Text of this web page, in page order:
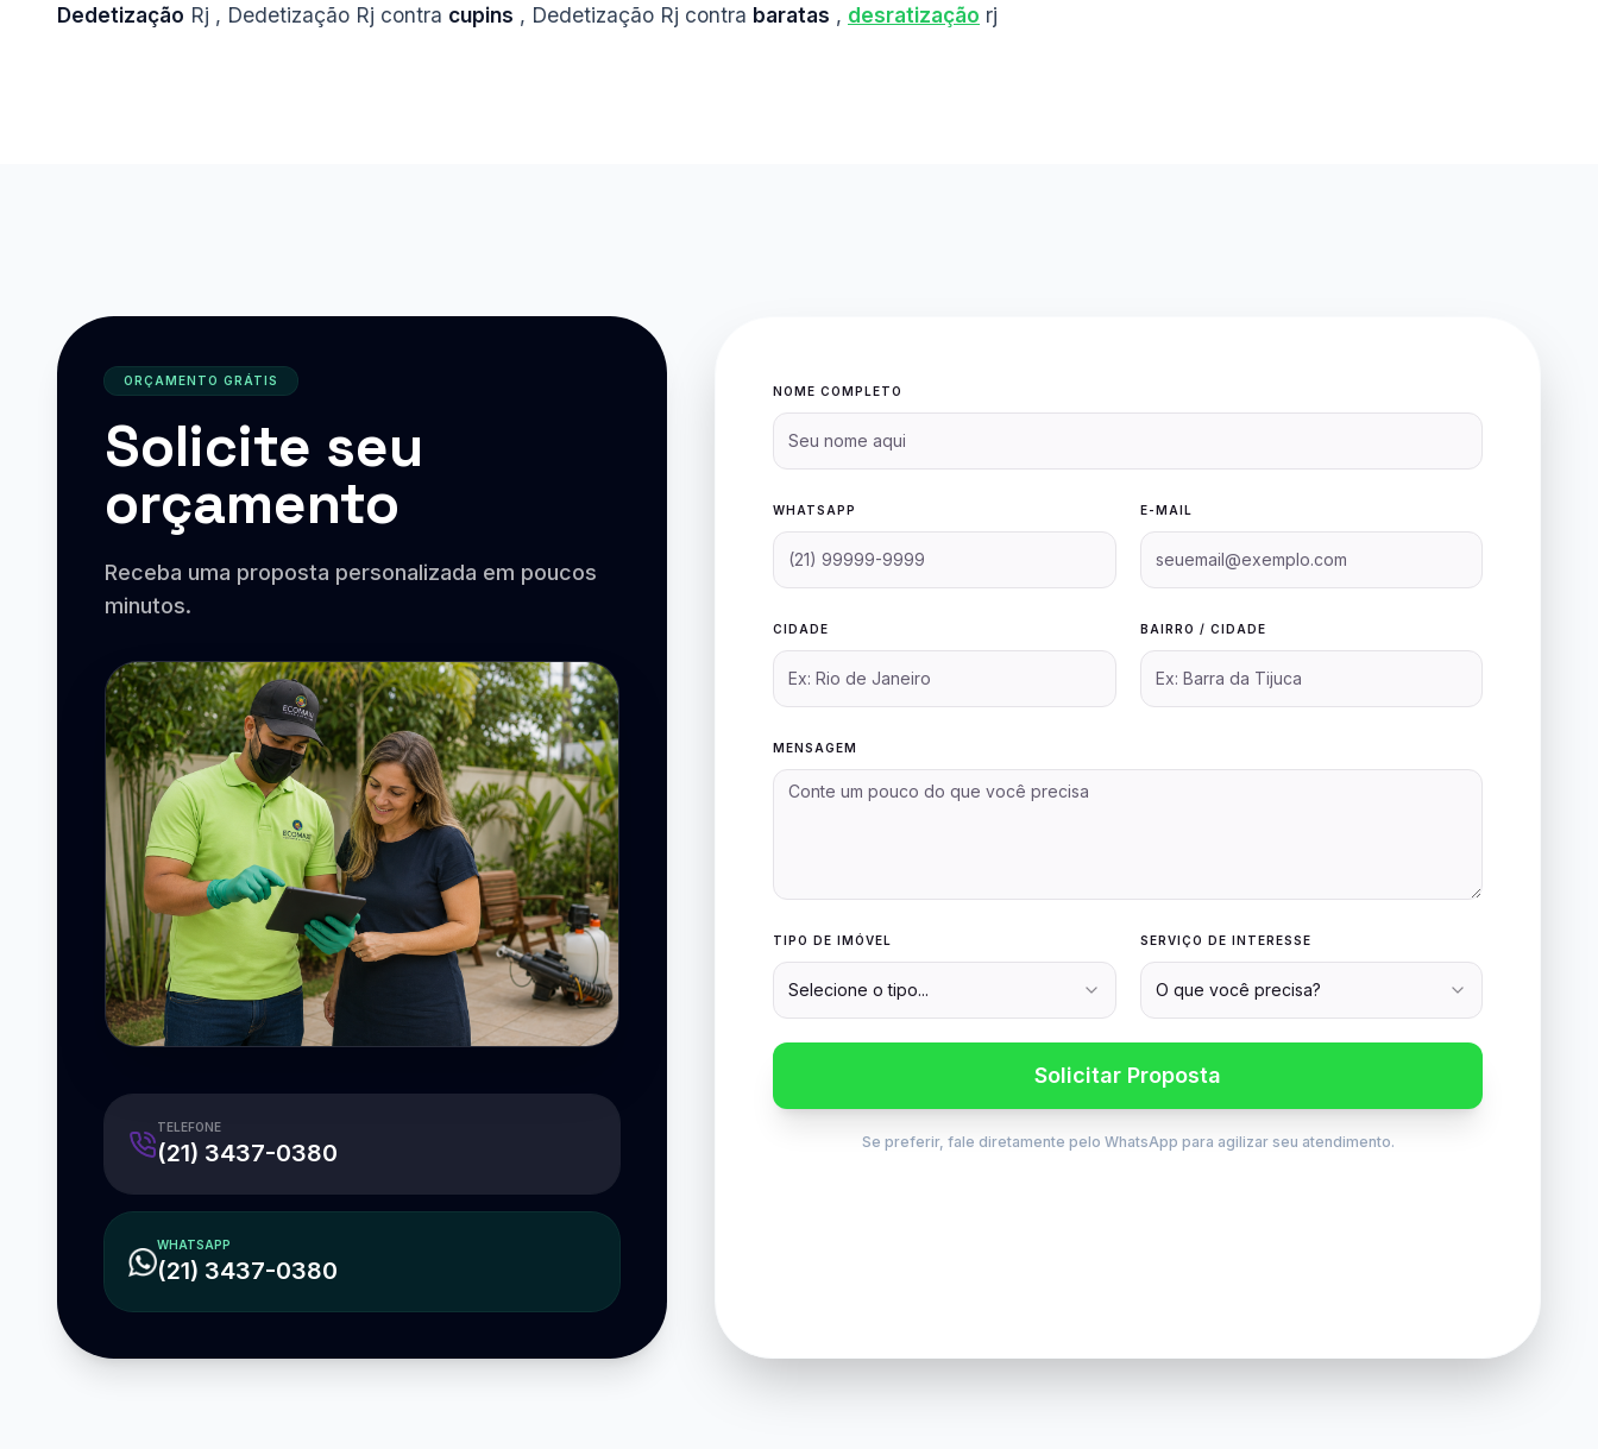
Dedetização Rj , Dedetização Rj contra cupins , Dedetização Rj contra baratas , desratização rj
ORÇAMENTO GRÁTIS
Solicite seu
orçamento
Receba uma proposta personalizada em poucos
minutos.
TELEFONE
(21) 3437-0380
WHATSAPP
(21) 3437-0380
NOME COMPLETO
WHATSAPP E-MAIL
CIDADE BAIRRO / CIDADE
MENSAGEM
TIPO DE IMÓVEL
Selecione o tipo...
SERVIÇO DE INTERESSE
O que você precisa?
Solicitar Proposta
Se preferir, fale diretamente pelo WhatsApp para agilizar seu atendimento.